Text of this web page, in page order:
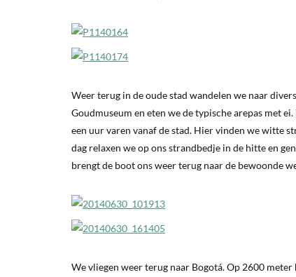
Weer terug in de oude stad wandelen we naar
Goudmuseum en eten we de typische arepas met
een uur varen vanaf de stad. Hier vinden we witte
dag relaxen we op ons strandbedje in de hitte en
brengt de boot ons weer terug naar de bewoonde
We vliegen weer terug naar Bogotá. Op 2600